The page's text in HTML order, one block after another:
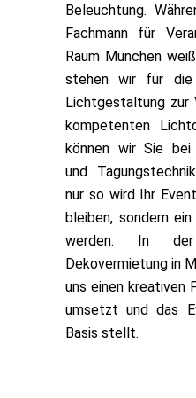
Beleuchtung.
Fachmann für
Raum München
stehen wir für die
Lichtgestaltung zur
kompetenten
können wir Sie bei
und
nur so wird Ihr
bleiben, sondern
werden. In
Dekovermietung in
uns einen kreativen
umsetzt und das
Basis stellt.